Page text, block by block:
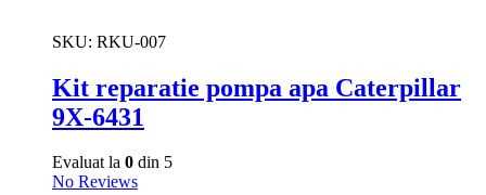
SKU: RKU-007
Kit reparatie pompa apa Caterpillar
9X-6431
Evaluat la 0 din 5
No Reviews